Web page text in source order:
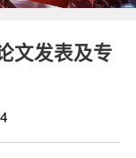
文发表及专